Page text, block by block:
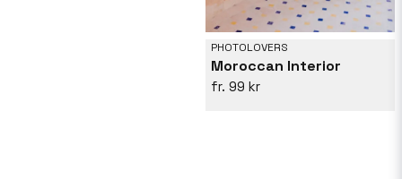
PHOTOLOVERS
Moroccan Interior
99 kr